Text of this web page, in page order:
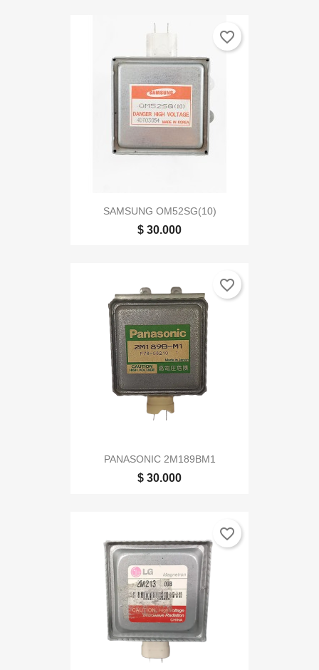
SAMSUNG OM52SG(10)
$ 30.000
favorite_border
PANASONIC 2M189BM1
$ 30.000
favorite_border
favorite_border